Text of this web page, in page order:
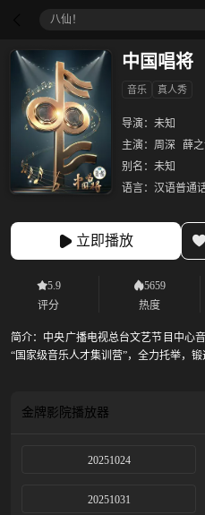
八仙！
中国唱将
音乐 真人秀
导演： 未知
主演： 周深 薛
别名： 未知
语言： 汉语普通
立即播放
5.9
评分
5659
热度
简介： 中央广播电视总台文艺节目中心
“国家级音乐人才集训营”，全力托举，锻
金牌影院播放器
20251024
20251031